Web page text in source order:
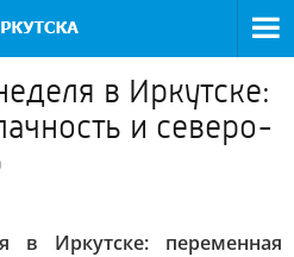
в Иркутске:
и северо-
в Иркутске: переменная